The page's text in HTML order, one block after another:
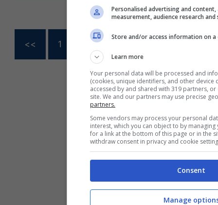
<< 1
Personalised advertising and
measurement, audience research
Store and/or access information on a
Learn more
Your personal data will be processed and
(cookies, unique identifiers, and other device
accessed by and shared with 319 partners,
site. We and our partners may use precise
partners.
Some vendors may process your personal
interest, which you can object to by
for a link at the bottom of this page or in the
withdraw consent in privacy and cookie
Consent
Manage